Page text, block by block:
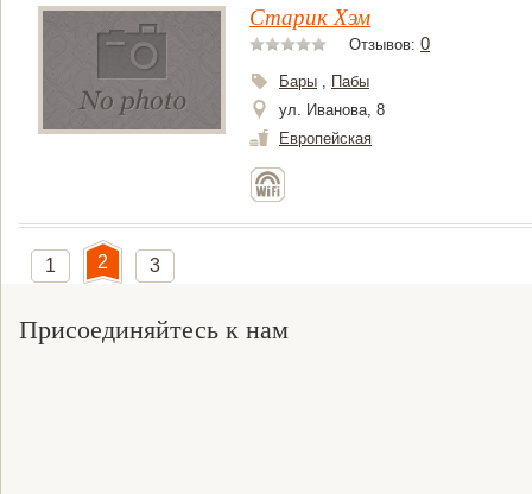
Старик Хэм
Отзывов: 0
Бары , Пабы
ул. Иванова, 8
Европейская
1 2 3
Присоединяйтесь к нам